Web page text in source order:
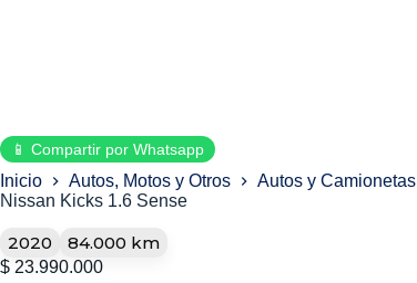
📱 Compartir por Whatsapp
Inicio Autos, Motos y Otros Autos y Camionetas
Nissan Kicks 1.6 Sense
2020 84.000 km
$ 23.990.000